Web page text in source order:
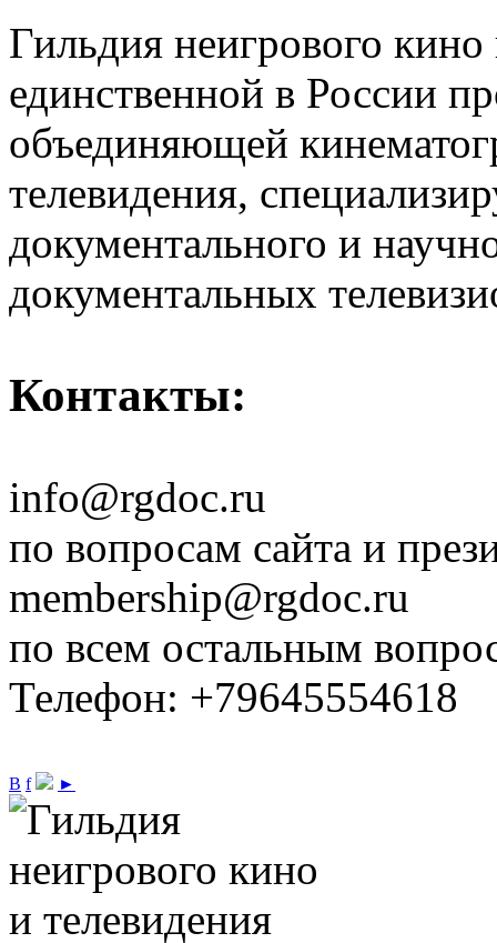
Гильдия неигрового кино
единственной в России
объединяющей
телевидения,
документального и
документальных
Контакты:
info@rgdoc.ru
по вопросам сайта и
membership@rgdoc.ru
по всем остальным
Телефон: +79645554618
В f ►